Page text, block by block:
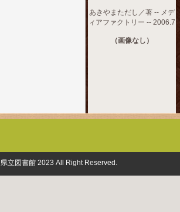
あきやまただし／著 -- メデ
ィアファクトリー -- 2006.7
（画像なし）
立図書館 2023 All Right Reserved.